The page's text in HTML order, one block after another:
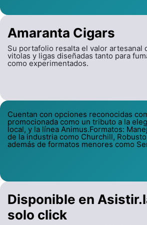
Amaranta Cigars
Su portafolio resalta el valor artesanal
vitolas y ligas diseñadas tanto para
como experimentados.
Cuentan con opciones reconocidas
promocionada como un tributo a la
local, y la línea Animus.Formatos:
de la industria como Churchill,
además de formatos menores como
Disponible en
solo click